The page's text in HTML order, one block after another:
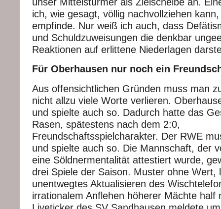
ich, wie gesagt, völlig nachvollziehen
empfinde. Nur weiß ich auch, dass
und Schuldzuweisungen die denkbar
Reaktionen auf erlittene Niederlagen
Für Oberhausen nur noch ein
Aus offensichtlichen Gründen muss man
nicht allzu viele Worte verlieren.
und spielte auch so. Dadurch hatte das
Rasen, spätestens nach dem 2:0,
Freundschaftsspielcharakter. Der RWE
und spielte auch so. Die Mannschaft, der
eine Söldnermentalität attestiert wurde,
drei Spiele der Saison. Muster ohne Wert,
unentwegtes Aktualisieren des
irrationalem Anflehen höherer Mächte half